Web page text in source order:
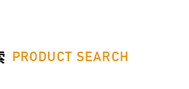
PRODUCT SEARCH